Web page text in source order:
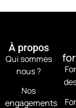
À propos
Qui sommes
nous ?
Nos
engagements